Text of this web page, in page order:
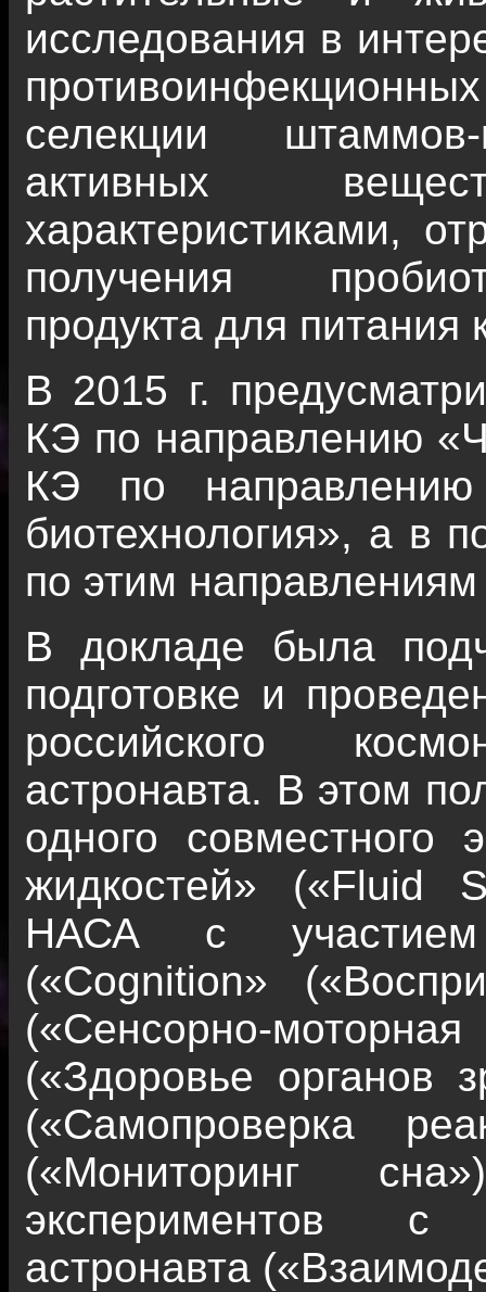
исследования в
селекции штаммов-
активных
характеристиками,
получения
продукта для питания
В 2015 г.
КЭ по направлению
КЭ по направлению
биотехнология», а в
по этим направлениям
В докладе была
подготовке и
российского
астронавта. В этом
одного совместного
жидкостей» («Fluid
НАСА с участием
(«Cognition»
(«Сенсорно-
(«Здоровье органов
(«Самопроверка
(«Мониторинг
экспериментов с
астронавта